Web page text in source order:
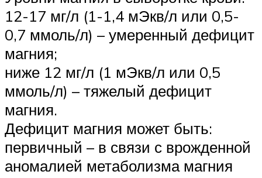
12-17 мг/л (1-1,4 мЭкв/л или 0,5-
0,7 ммоль/л) – умеренный дефицит
магния;
ниже 12 мг/л (1 мЭкв/л или 0,5
ммоль/л) – тяжелый дефицит
магния.
Дефицит магния может быть:
первичный – в связи с врожденной
аномалией метаболизма магния